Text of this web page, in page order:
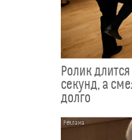
Ролик
секунд, а
долго